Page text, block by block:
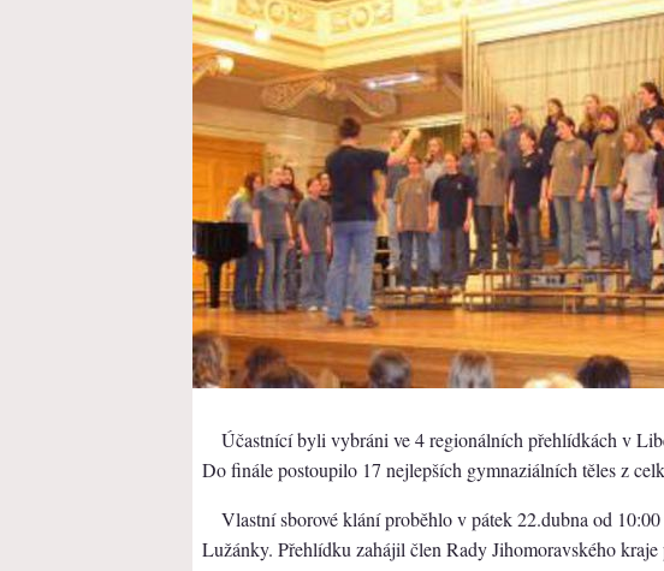
Účastnící byli vybráni ve 4 regionálních přehlídkách v
Do finále postoupilo 17 nejlepších gymnaziálních těles z
Vlastní sborové klání proběhlo v pátek 22.dubna od
Lužánky. Přehlídku zahájil člen Rady Jihomoravského